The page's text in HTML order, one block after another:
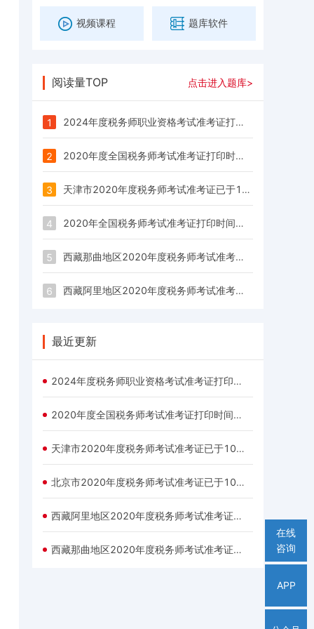
在线
咨询
APP
视频课程 题库软件
阅读量TOP 点击进入题库>
1 2024年度税务师职业资格考试准考证打印公告
2 2020年度全国税务师考试准考证打印时间及入口汇总
3 天津市2020年度税务师考试准考证已于10月30日9:00开通打印
4 2020年全国税务师考试准考证打印时间为10月30日~11月8日
5 西藏那曲地区2020年度税务师考试准考证于10月30日9:00起开始打印
6 西藏阿里地区2020年度税务师考试准考证于10月30日9:00起开始打印
最近更新
2024年度税务师职业资格考试准考证打印公告
2020年度全国税务师考试准考证打印时间及入口汇总
天津市2020年度税务师考试准考证已于10月30日9:00开通打印
北京市2020年度税务师考试准考证已于10月30日9:00开通打印
西藏阿里地区2020年度税务师考试准考证于10月30日9:00起开始打印
西藏那曲地区2020年度税务师考试准考证于10月30日9:00起开始打印